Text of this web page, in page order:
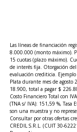
Las líneas de financiación
8.000.000 (monto máximo).
15 cuotas (plazo máximo).
de interés fija. Otorgación
evaluación crediticia.
Plata durante mes de agosto
18.900, total a pagar $
Costo Financiero Total con
(TNA s/ IVA): 151,59 %, Tasa
son una muestra y no
Consultar por otras ofertas
CREDIL S.R.L. (CUIT 30-